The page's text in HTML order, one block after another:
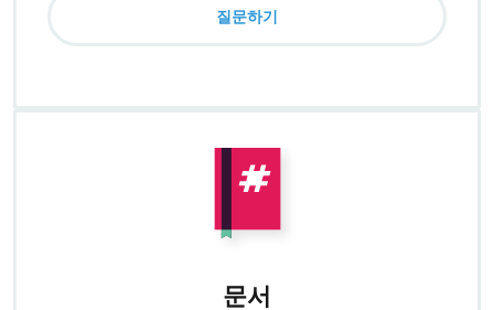
질문하기
문서